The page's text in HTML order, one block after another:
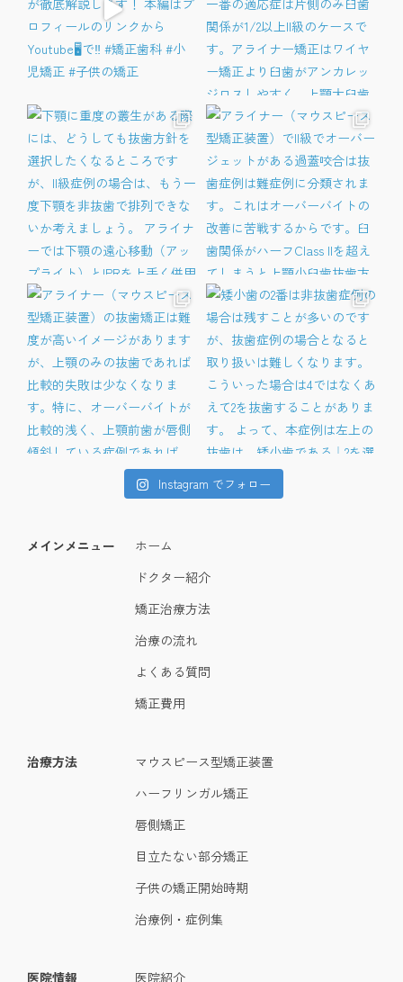
Instagram でフォロー
メインメニュー
ホーム
ドクター紹介
矯正治療方法
治療の流れ
よくある質問
矯正費用
治療方法
マウスピース型矯正装置
ハーフリンガル矯正
唇側矯正
目立たない部分矯正
子供の矯正開始時期
治療例・症例集
医院情報 医院紹介